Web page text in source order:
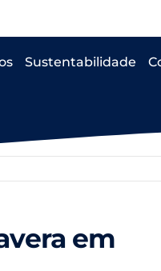
Sustentabilidade
em